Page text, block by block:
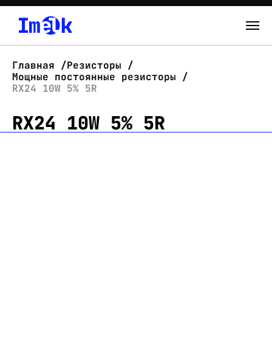
О нас
Новости
Главная
Резисторы
Мощные постоянные резисторы
RX24 10W 5% 5R
RX24 10W 5% 5R